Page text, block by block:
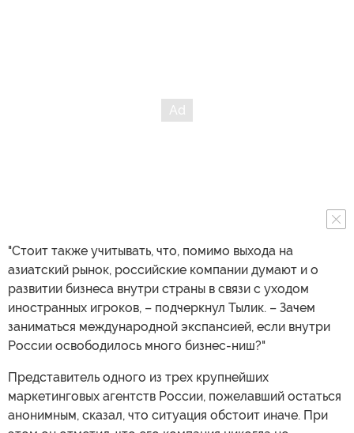
"Стоит также учитывать, что, помимо выхода на
азиатский рынок, российские компании думают и о
развитии бизнеса внутри страны в связи с уходом
иностранных игроков, – подчеркнул Тылик. – Зачем
заниматься международной экспансией, если внутри
России освободилось много бизнес-ниш?"
Представитель одного из трех крупнейших
маркетинговых агентств России, пожелавший остаться
анонимным, сказал, что ситуация обстоит иначе. При